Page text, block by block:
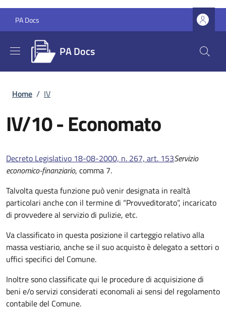
PA Docs
PA Docs
Briciole di pane
Home / IV
IV/10- Economato
Decreto Legislativo 18-08-2000, n. 267, art. 153Servizio
economico-finanziario, comma 7.
Talvolta questa funzione può venir designata in realtà
particolari anche con il termine di “Provveditorato”, incaricato
di provvedere al servizio di pulizie, etc.
Va classificato in questa posizione il carteggio relativo alla
massa vestiario, anche se il suo acquisto è delegato a settori o
uffici specifici del Comune.
Inoltre sono classificate qui le procedure di acquisizione di
beni e/o servizi considerati economali ai sensi del regolamento
contabile del Comune.